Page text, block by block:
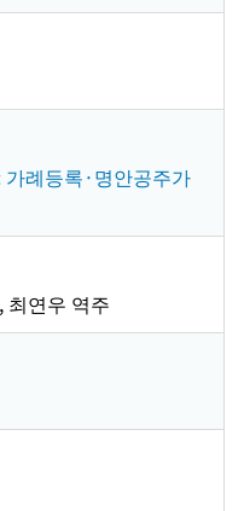
례등록·명안공주가
최연우 역주